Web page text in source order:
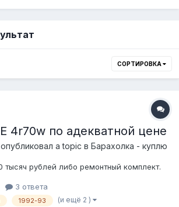
СОРТИРОВКА
4r70w по адекватной цене
опубликовал a topic в Барахолка - куплю
тысяч рублей либо ремонтный комплект.
3 ответа
1992-93 (и ещё 2 )